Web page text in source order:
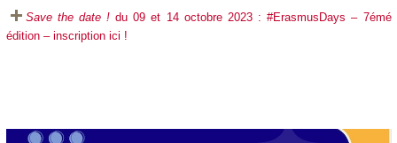
Save the date !du 09 et 14 octobre 2023 : #ErasmusDays – 7émé
édition – inscription ici !